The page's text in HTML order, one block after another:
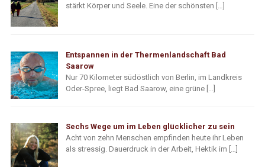
stärkt Körper und Seele. Eine der schönsten […]
Entspannen in der Thermenlandschaft Bad
Saarow
Nur 70 Kilometer südöstlich von Berlin, im Landkreis
Oder-Spree, liegt Bad Saarow, eine grüne […]
Sechs Wege um im Leben glücklicher zu sein
Acht von zehn Menschen empfinden heute ihr Leben
als stressig. Dauerdruck in der Arbeit, Hektik im […]